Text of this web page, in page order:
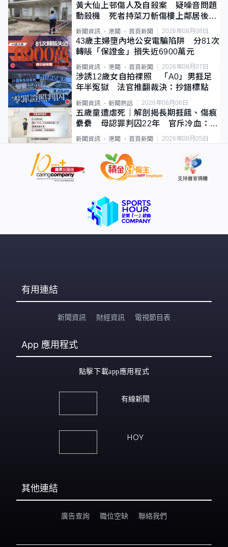
黃大仙上邨傷人及自殺案 疑噪音問題
動殺機 死者持菜刀斬傷樓上鄰居後墮
斃
新聞資訊 港聞 首頁新聞 2026年08月08日
43歲主婦墮內地公安電騙陷阱 分81次
轉賬「保證金」損失近6900萬元
新聞資訊 港聞 首頁新聞 2026年08月07日
涉誘12歲女自拍祼照 「A0」男捱足
年半冤獄 法官推翻裁決：抄錯標點
新聞資訊 新聞熱話 2026年08月06日
五歲童遭虐死｜解剖揭長期捱餓、傷痕
纍纍 母認罪判囚22年 官斥冷血：同
類案最惡劣
新聞資訊 港聞 首頁新聞 2026年08月05日
有用連結
新聞資訊 財經資訊 電視節目表
App 應用程式
點擊下載app應用程式
有線新聞
HOY
其他連結
廣告查詢 職位空缺 聯絡我們